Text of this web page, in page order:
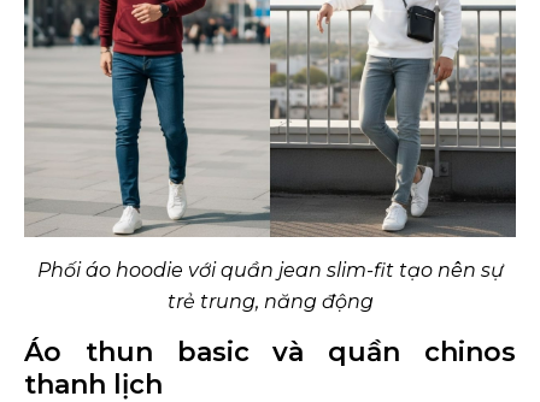
Phối áo hoodie với quần jean slim-fit tạo nên sự
trẻ trung, năng động
Áo thun basic và quần chinos
thanh lịch